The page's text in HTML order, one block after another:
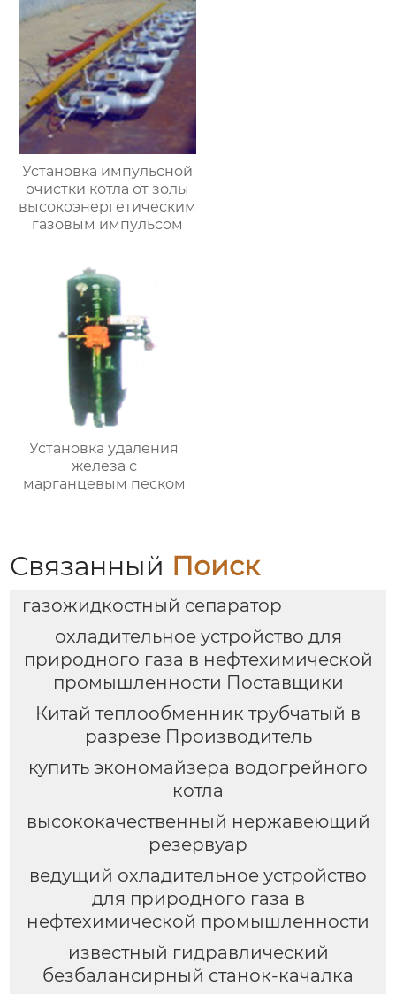
Установка импульсной
очистки котла от золы
высокоэнергетическим
газовым импульсом
Установка удаления
железа с
марганцевым песком
Связанный Поиск
газожидкостный сепаратор
охладительное устройство для
природного газа в нефтехимической
промышленности Поставщики
Китай теплообменник трубчатый в
разрезе Производитель
купить экономайзера водогрейного
котла
высококачественный нержавеющий
резервуар
ведущий охладительное устройство
для природного газа в
нефтехимической промышленности
известный гидравлический
безбалансирный станок-качалка